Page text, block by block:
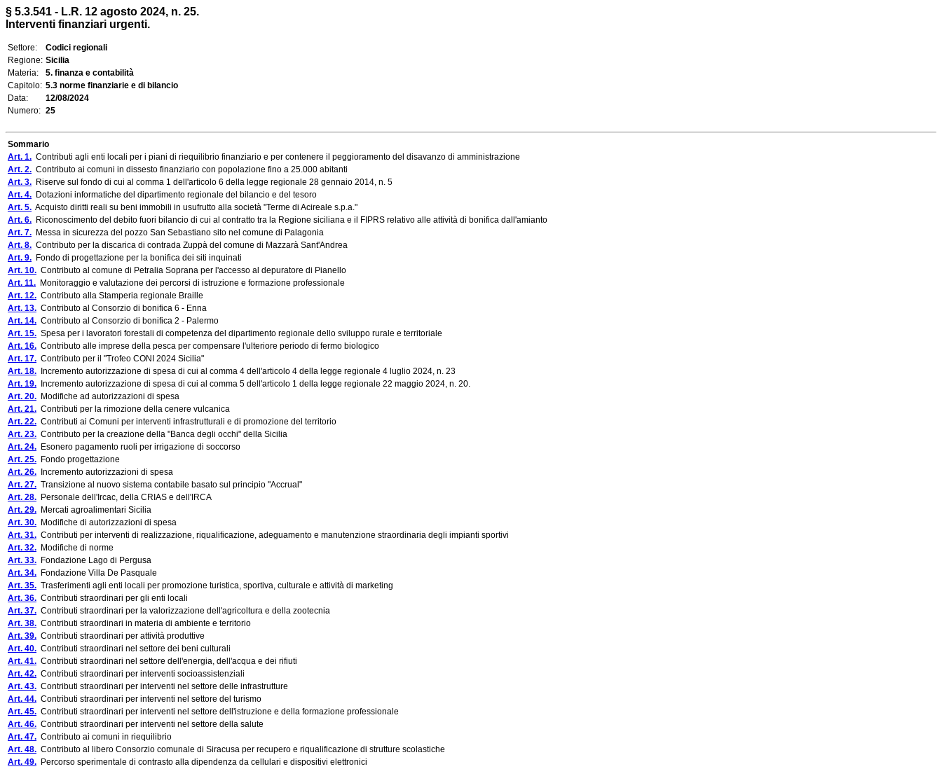
§ 5.3.541 - L.R. 12 agosto 2024, n. 25.
Interventi finanziari urgenti.
Settore:
Codici regionali
Regione: Sicilia
Materia:
5. finanza e contabilità
Capitolo: 5.3 norme finanziarie e di bilancio
Data:
12/08/2024
Numero: 25
Sommario
Art. 1. Contributi agli enti locali per i piani di riequilibrio finanziario e per contenere il peggioramento del disavanzo di amministrazione
Art. 2. Contributo ai comuni in dissesto finanziario con popolazione fino a 25.000 abitanti
Art. 3. Riserve sul fondo di cui al comma 1 dell'articolo 6 della legge regionale 28 gennaio 2014, n. 5
Art. 4. Dotazioni informatiche del dipartimento regionale del bilancio e del tesoro
Art. 5. Acquisto diritti reali su beni immobili in usufrutto alla società "Terme di Acireale s.p.a."
Art. 6. Riconoscimento del debito fuori bilancio di cui al contratto tra la Regione siciliana e il FIPRS relativo alle attività di bonifica dall'amianto
Art. 7. Messa in sicurezza del pozzo San Sebastiano sito nel comune di Palagonia
Art. 8. Contributo per la discarica di contrada Zuppà del comune di Mazzarà Sant'Andrea
Art. 9. Fondo di progettazione per la bonifica dei siti inquinati
Art. 10. Contributo al comune di Petralia Soprana per l'accesso al depuratore di Pianello
Art. 11. Monitoraggio e valutazione dei percorsi di istruzione e formazione professionale
Art. 12. Contributo alla Stamperia regionale Braille
Art. 13. Contributo al Consorzio di bonifica 6 - Enna
Art. 14. Contributo al Consorzio di bonifica 2 - Palermo
Art. 15. Spesa per i lavoratori forestali di competenza del dipartimento regionale dello sviluppo rurale e territoriale
Art. 16. Contributo alle imprese della pesca per compensare l'ulteriore periodo di fermo biologico
Art. 17. Contributo per il "Trofeo CONI 2024 Sicilia"
Art. 18. Incremento autorizzazione di spesa di cui al comma 4 dell'articolo 4 della legge regionale 4 luglio 2024, n. 23
Art. 19. Incremento autorizzazione di spesa di cui al comma 5 dell'articolo 1 della legge regionale 22 maggio 2024, n. 20.
Art. 20. Modifiche ad autorizzazioni di spesa
Art. 21. Contributi per la rimozione della cenere vulcanica
Art. 22. Contributi ai Comuni per interventi infrastrutturali e di promozione del territorio
Art. 23. Contributo per la creazione della "Banca degli occhi" della Sicilia
Art. 24. Esonero pagamento ruoli per irrigazione di soccorso
Art. 25. Fondo progettazione
Art. 26. Incremento autorizzazioni di spesa
Art. 27. Transizione al nuovo sistema contabile basato sul principio "Accrual"
Art. 28. Personale dell'Ircac, della CRIAS e dell'IRCA
Art. 29. Mercati agroalimentari Sicilia
Art. 30. Modifiche di autorizzazioni di spesa
Art. 31. Contributi per interventi di realizzazione, riqualificazione, adeguamento e manutenzione straordinaria degli impianti sportivi
Art. 32. Modifiche di norme
Art. 33. Fondazione Lago di Pergusa
Art. 34. Fondazione Villa De Pasquale
Art. 35. Trasferimenti agli enti locali per promozione turistica, sportiva, culturale e attività di marketing
Art. 36. Contributi straordinari per gli enti locali
Art. 37. Contributi straordinari per la valorizzazione dell'agricoltura e della zootecnia
Art. 38. Contributi straordinari in materia di ambiente e territorio
Art. 39. Contributi straordinari per attività produttive
Art. 40. Contributi straordinari nel settore dei beni culturali
Art. 41. Contributi straordinari nel settore dell'energia, dell'acqua e dei rifiuti
Art. 42. Contributi straordinari per interventi socioassistenziali
Art. 43. Contributi straordinari per interventi nel settore delle infrastrutture
Art. 44. Contributi straordinari per interventi nel settore del turismo
Art. 45. Contributi straordinari per interventi nel settore dell'istruzione e della formazione professionale
Art. 46. Contributi straordinari per interventi nel settore della salute
Art. 47. Contributo ai comuni in riequilibrio
Art. 48. Contributo al libero Consorzio comunale di Siracusa per recupero e riqualificazione di strutture scolastiche
Art. 49. Percorso sperimentale di contrasto alla dipendenza da cellulari e dispositivi elettronici